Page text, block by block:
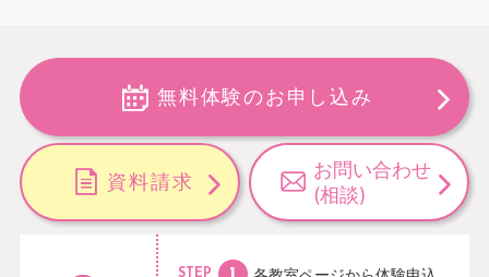
無料体験のお申し込み
資料請求
お問い合わせ
(相談)
STEP